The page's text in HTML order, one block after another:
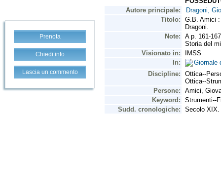
Prenota
Chiedi info
Lascia un commento